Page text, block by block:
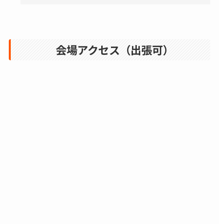
会場アクセス（出張可）